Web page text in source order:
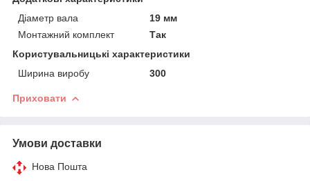
Діаметр вала
19 мм
Монтажний комплект
Так
Користувальницькі характеристики
Ширина виробу
300
Приховати
Умови доставки
Нова Пошта